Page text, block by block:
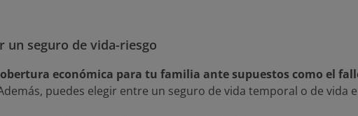
un seguro de vida-riesgo
económica para tu familia ante supuestos como el
puedes elegir entre un seguro de vida temporal o de vida